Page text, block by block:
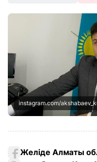
instagram.com/
Желіде Алматы